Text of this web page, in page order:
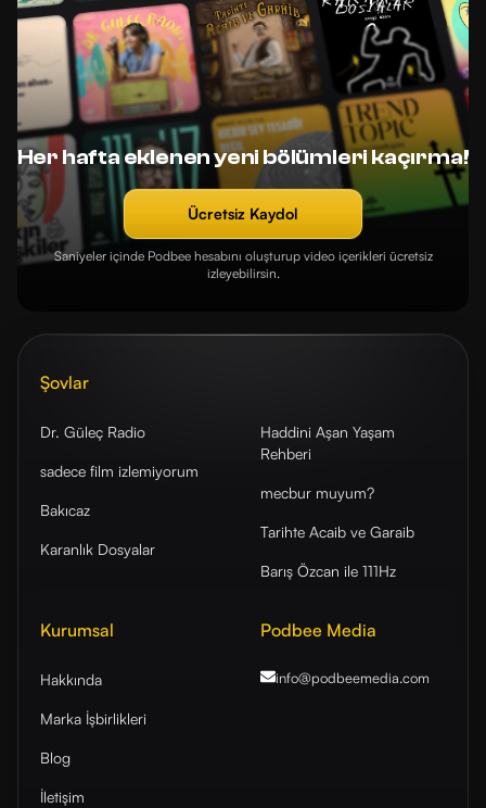
Her hafta eklenen yeni bölümleri kaçırma!
Ücretsiz Kaydol
Saniyeler içinde Podbee hesabını oluşturup video içerikleri ücretsiz
izleyebilirsin.
Şovlar
Dr. Güleç Radio
sadece film izlemiyorum
Bakıcaz
Karanlık Dosyalar
Haddini Aşan Yaşam
Rehberi
mecbur muyum?
Tarihte Acaib ve Garaib
Barış Özcan ile 111Hz
Kurumsal
Hakkında
Marka İşbirlikleri
Blog
İletişim
Podbee Media
info@podbeemedia.com